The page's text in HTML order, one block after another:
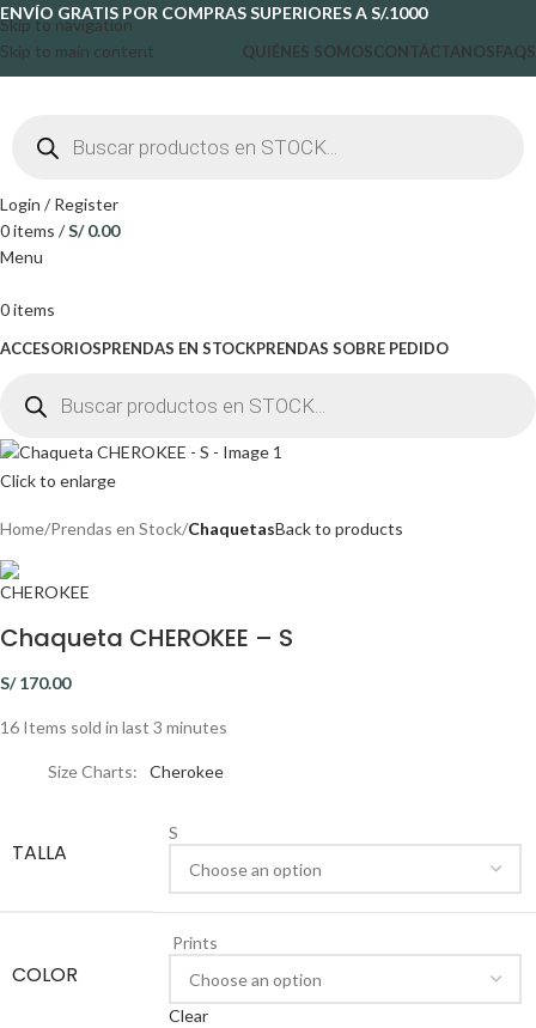
Skip to navigation
Skip to main content
ENVÍO GRATIS POR COMPRAS SUPERIORES A S/.1000
QUIÉNES SOMOSCONTÁCTANOSFAQS
Login / Register
0items /S/0.00
Menu
0items
ACCESORIOSPRENDAS EN STOCKPRENDAS SOBRE PEDIDO
Click to enlarge
Home Prendas en Stock ChaquetasBack to products
Chaqueta CHEROKEE – S
S/170.00
16 Items sold in last 3 minutes
Size Charts Cherokee
TALLA
S
COLOR
Prints
Clear